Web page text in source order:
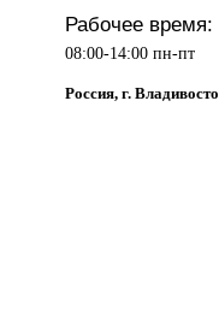
Рабочее время:
08:00-14:00 пн-пт
Россия, г.